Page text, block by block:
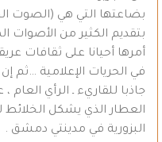
بضاعتها التي هي (الصوت
بتقديم الكثير من الأصوات
أمرها أحيانا على ثقافات
في الحريات الإعلامية …ثم
جاذبا للقاريء ـ الرأي
العطار الذي يشكل
البزورية في مدينتي دمشق .